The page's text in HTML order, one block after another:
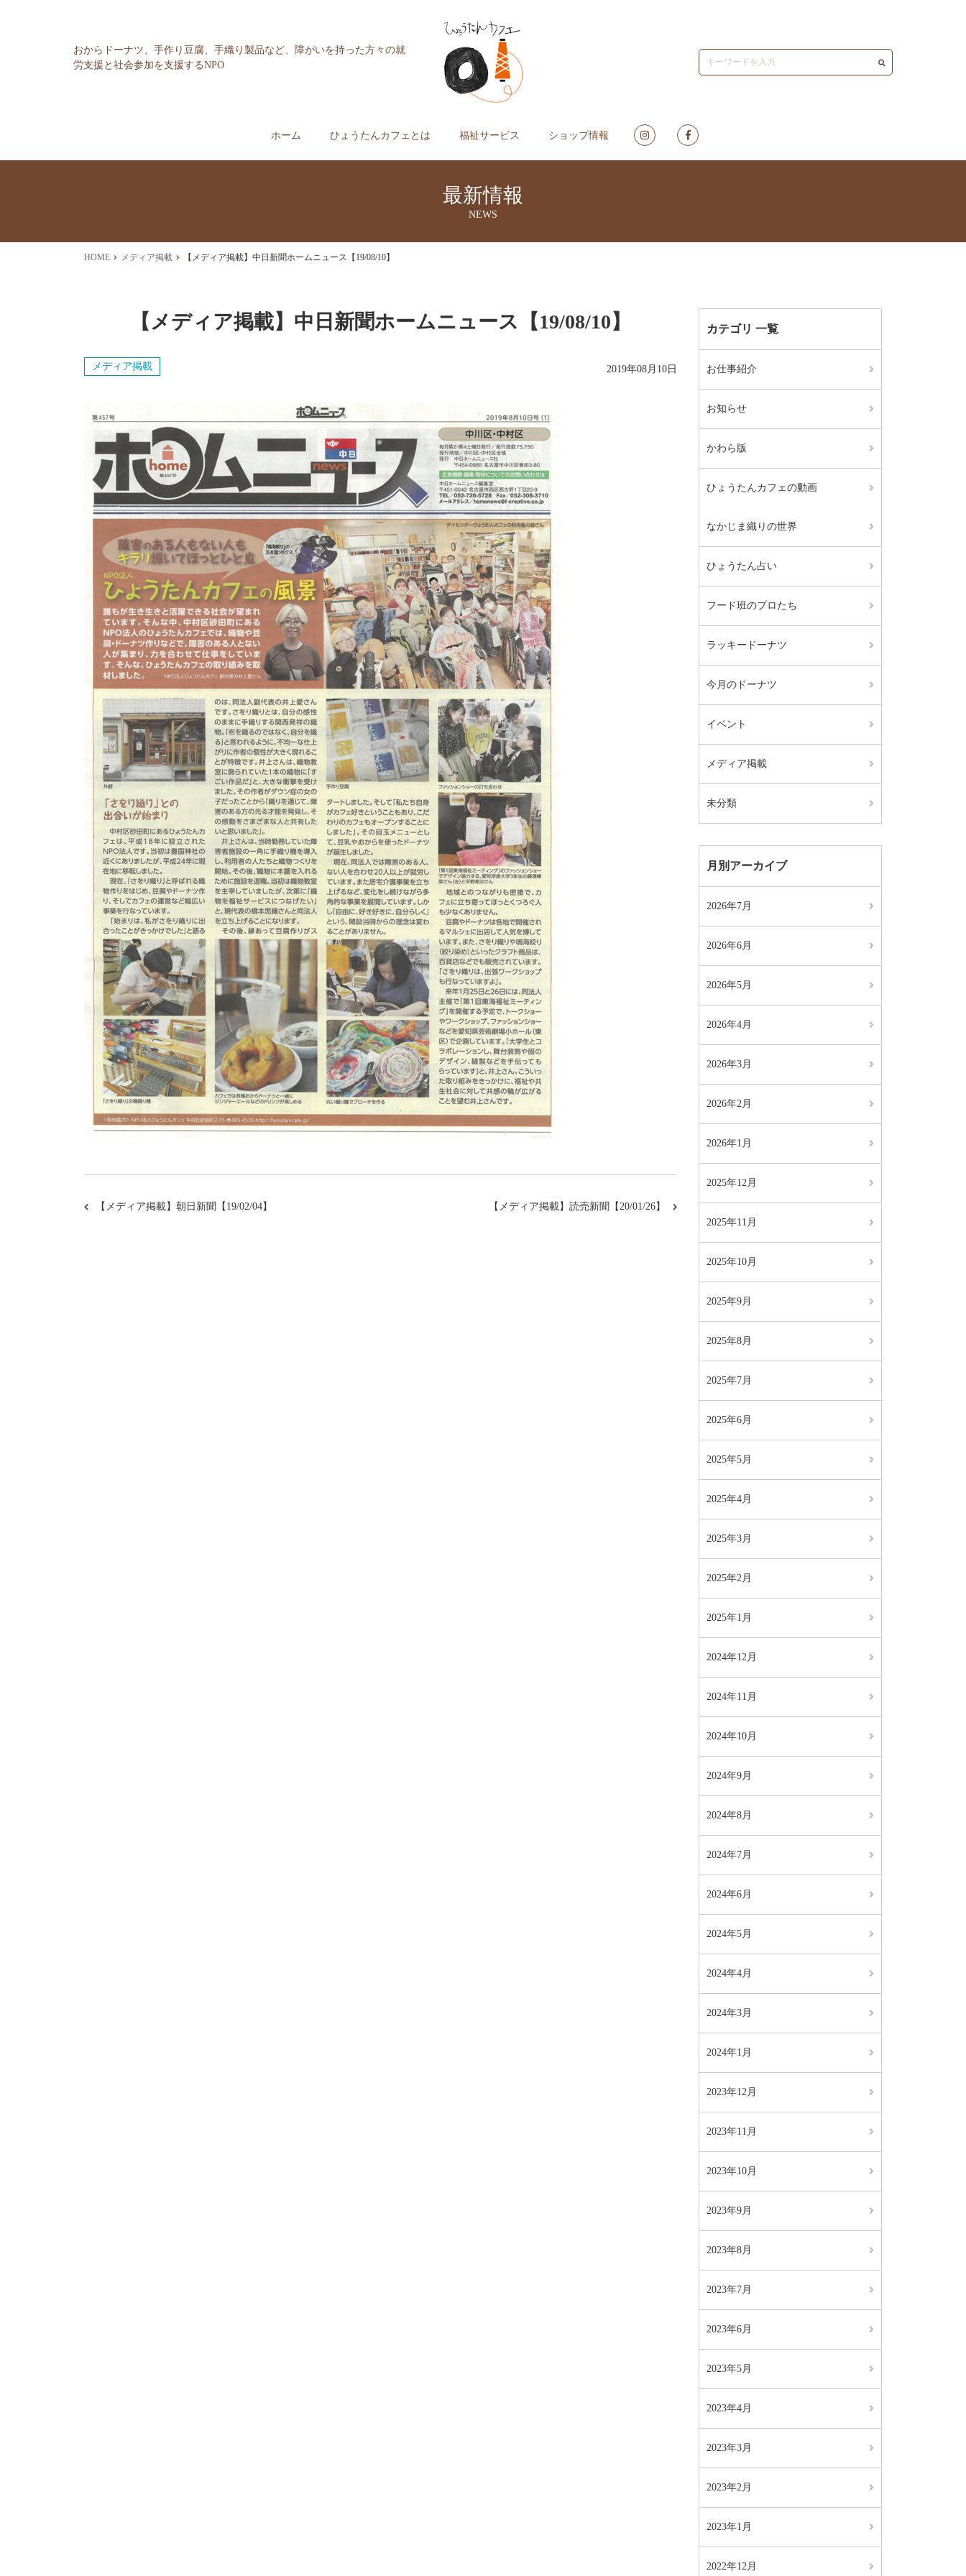
おからドーナツ、手作り豆腐、手織り製品など、障がいを持った方々の就
労支援と社会参加を支援するNPO
ホーム ひょうたんカフェとは 福祉サービス ショップ情報
最新情報
NEWS
HOME メディア掲載 【メディア掲載】中日新聞ホームニュース【19/08/10】
【メディア掲載】中日新聞ホームニュース【19/08/10】
メディア掲載 2019年08月10日
【メディア掲載】朝日新聞【19/02/04】 【メディア掲載】読売新聞【20/01/26】
カテゴリ 一覧
お仕事紹介
お知らせ
かわら版
ひょうたんカフェの動画
なかじま織りの世界
ひょうたん占い
フード班のプロたち
ラッキードーナツ
今月のドーナツ
イベント
メディア掲載
未分類
月別アーカイブ
2026年7月
2026年6月
2026年5月
2026年4月
2026年3月
2026年2月
2026年1月
2025年12月
2025年11月
2025年10月
2025年9月
2025年8月
2025年7月
2025年6月
2025年5月
2025年4月
2025年3月
2025年2月
2025年1月
2024年12月
2024年11月
2024年10月
2024年9月
2024年8月
2024年7月
2024年6月
2024年5月
2024年4月
2024年3月
2024年1月
2023年12月
2023年11月
2023年10月
2023年9月
2023年8月
2023年7月
2023年6月
2023年5月
2023年4月
2023年3月
2023年2月
2023年1月
2022年12月